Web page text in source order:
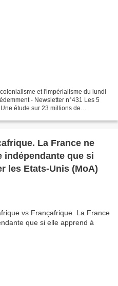
et l'impérialisme du lundi
- Newsletter n°431 Les 5
étude sur 23 millions de
La France ne
indépendante que si
les Etats-Unis (MoA)